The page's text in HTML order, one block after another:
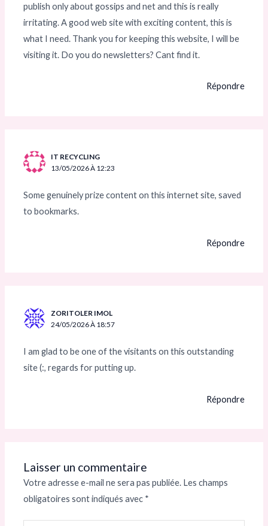
publish only about gossips and net and this is really
irritating. A good web site with exciting content, this is
what I need. Thank you for keeping this website, I will be
visiting it. Do you do newsletters? Cant find it.
Répondre
IT RECYCLING
13/05/2026 À 12:23
Some genuinely prize content on this internet site, saved
to bookmarks.
Répondre
ZORITOLER IMOL
24/05/2026 À 18:57
I am glad to be one of the visitants on this outstanding
site (:, regards for putting up.
Répondre
Laisser un commentaire
Votre adresse e-mail ne sera pas publiée. Les champs
obligatoires sont indiqués avec *